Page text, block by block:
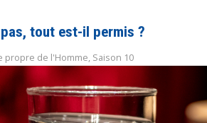
pas, tout est-il permis ?
propre de l'Homme, Saison 10